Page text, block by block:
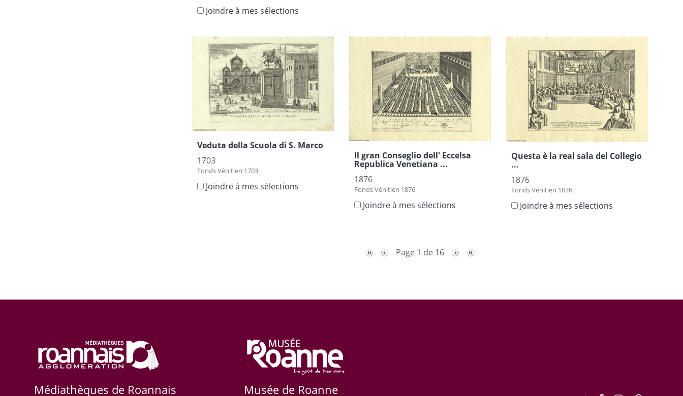
Joindre à mes sélections
Veduta della Scuola di S. Marco
1703
Fonds Vénitien 1703
Joindre à mes sélections
Il gran Conseglio dell' Eccelsa
Republica Venetiana ...
1876
Fonds Vénitien 1876
Joindre à mes sélections
Questa è la real sala del Collegio
...
1876
Fonds Vénitien 1876
Joindre à mes sélections
Page 1 de 16
Médiathèques de Roannais
Musée de Roanne